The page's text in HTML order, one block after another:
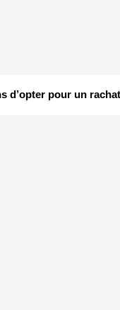
d’opter pour un